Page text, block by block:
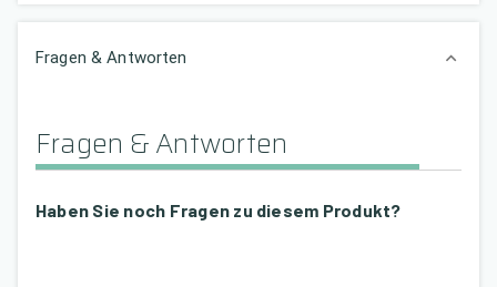
Fragen & Antworten
Fragen & Antworten
Haben Sie noch Fragen zu diesem Produkt?